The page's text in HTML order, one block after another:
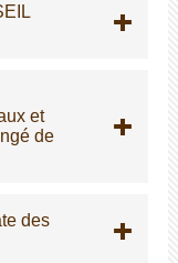
et
de
des